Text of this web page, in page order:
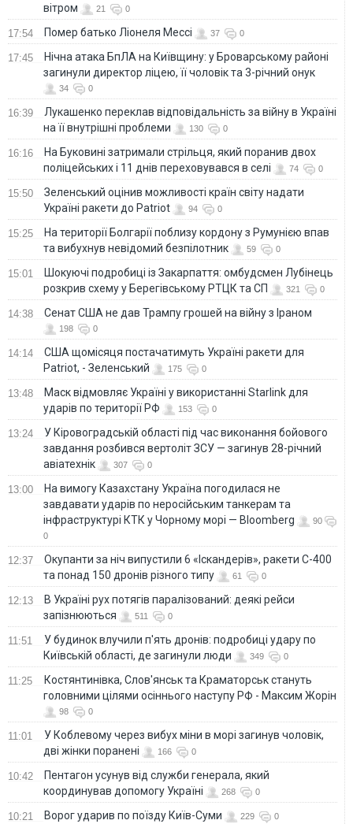
вітром
21 0
17:54 Помер батько Ліонеля Мессі 37 0
17:45
Нічна атака БпЛА на Київщину: у Броварському районі
загинули директор ліцею, її чоловік та 3-річний онук
34 0
16:39
Лукашенко переклав відповідальність за війну в Україні
на її внутрішні проблеми
130 0
16:16
На Буковині затримали стрільця, який поранив двох
поліцейських і 11 днів переховувався в селі
74 0
15:50
Зеленський оцінив можливості країн світу надати
Україні ракети до Patriot
94 0
15:25
На території Болгарії поблизу кордону з Румунією впав
та вибухнув невідомий безпілотник
59 0
15:01
Шокуючі подробиці із Закарпаття: омбудсмен Лубінець
розкрив схему у Берегівському РТЦК та СП
321 0
14:38 Сенат США не дав Трампу грошей на війну з Іраном
198 0
14:14
США щомісяця постачатимуть Україні ракети для
Patriot, - Зеленський
175 0
13:48
Маск відмовляє Україні у використанні Starlink для
ударів по території РФ
153 0
13:24
У Кіровоградській області під час виконання бойового
завдання розбився вертоліт ЗСУ — загинув 28-річний
авіатехнік
307 0
13:00
На вимогу Казахстану Україна погодилася не
завдавати ударів по неросійським танкерам та
інфраструктурі КТК у Чорному морі — Bloomberg
90
0
12:37
Окупанти за ніч випустили 6 «Іскандерів», ракети С-400
та понад 150 дронів різного типу
61 0
12:13
В Україні рух потягів паралізований: деякі рейси
запізнюються
511 0
11:51
У будинок влучили п'ять дронів: подробиці удару по
Київській області, де загинули люди
349 0
11:25
Костянтинівка, Слов'янськ та Краматорськ стануть
головними цілями осіннього наступу РФ - Максим Жорін
98 0
11:01
У Коблевому через вибух міни в морі загинув чоловік,
дві жінки поранені
166 0
10:42
Пентагон усунув від служби генерала, який
координував допомогу Україні
268 0
10:21 Ворог ударив по поїзду Київ-Суми 229 0